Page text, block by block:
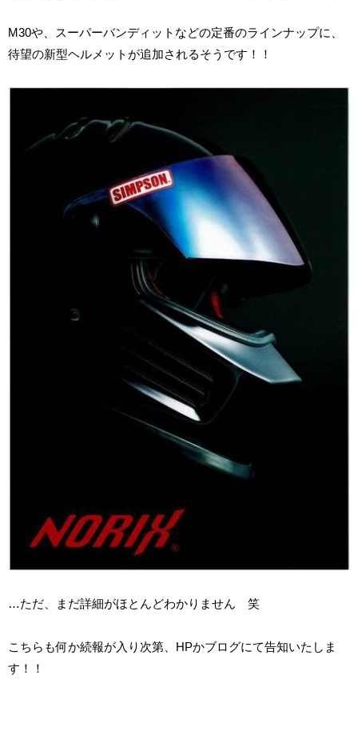
M30や、スーパーバンディットなどの定番のラインナップに、
待望の新型ヘルメットが追加されるそうです！！
…ただ、まだ詳細がほとんどわかりません 笑
こちらも何か続報が入り次第、HPかブログにて告知いたしま
す！！